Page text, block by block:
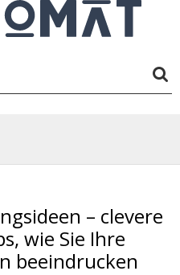
– clevere
wie Sie Ihre
beeindrucken